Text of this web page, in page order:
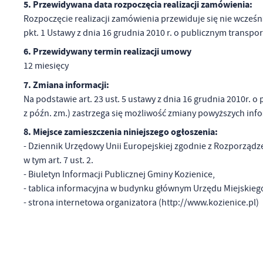
5. Przewidywana data rozpoczęcia realizacji zamówienia:
Rozpoczęcie realizacji zamówienia przewiduje się nie
pkt. 1 Ustawy z dnia 16 grudnia 2010 r. o publicznym
6. Przewidywany termin realizacji umowy
12 miesięcy
7. Zmiana informacji:
Na podstawie art. 23 ust. 5 ustawy z dnia 16 grudnia 2010r.
z późn. zm.) zastrzega się możliwość zmiany powyższych
8. Miejsce zamieszczenia niniejszego ogłoszenia:
- Dziennik Urzędowy Unii Europejskiej zgodnie z
w tym art. 7 ust. 2.
- Biuletyn Informacji Publicznej Gminy Kozienice,
- tablica informacyjna w budynku głównym Urzędu
- strona internetowa organizatora (http://www.kozienice.pl)